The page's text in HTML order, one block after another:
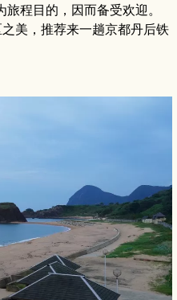
程目的，因而备受欢迎。
美，推荐来一趟京都丹后铁